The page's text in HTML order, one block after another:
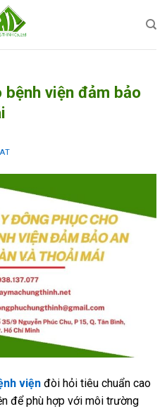
viện đảm bảo
viện đòi hỏi tiêu chuẩn cao
để phù hợp với môi trường